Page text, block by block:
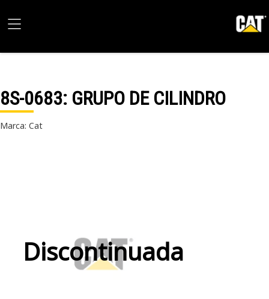
8S-0683: GRUPO DE CILINDRO
Marca: Cat
Discontinuada